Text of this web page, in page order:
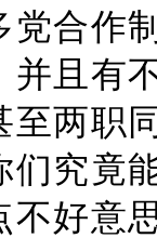
党合作
并且有
至两职
们究竟
不好意